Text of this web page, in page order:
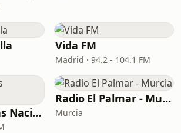
Vida FM
Madrid · 94.2 - 104.1 FM
Radio Luz A Las Naciones
Radio El Palmar - Murcia
Murcia